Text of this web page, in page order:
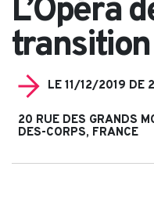
L’Opéra
LE 11/12/2019 DE
20 RUE DES GRANDS
DES-CORPS, FRANCE